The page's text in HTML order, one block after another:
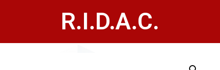
R.I.D.A.C.